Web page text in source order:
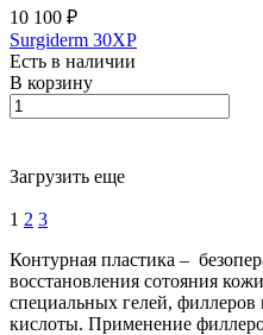
10 100 ₽
Surgiderm 30XP
Есть в наличии
В корзину
Загрузить еще
1 2 3
Контурная пластика –
восстановления сотояния
специальных гелей, филлеров
кислоты. Применение